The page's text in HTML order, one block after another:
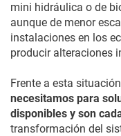
mini hidráulica o de
aunque de menor
instalaciones en los
producir alteraciones
Frente a esta
necesitamos para
disponibles y son
transformación del